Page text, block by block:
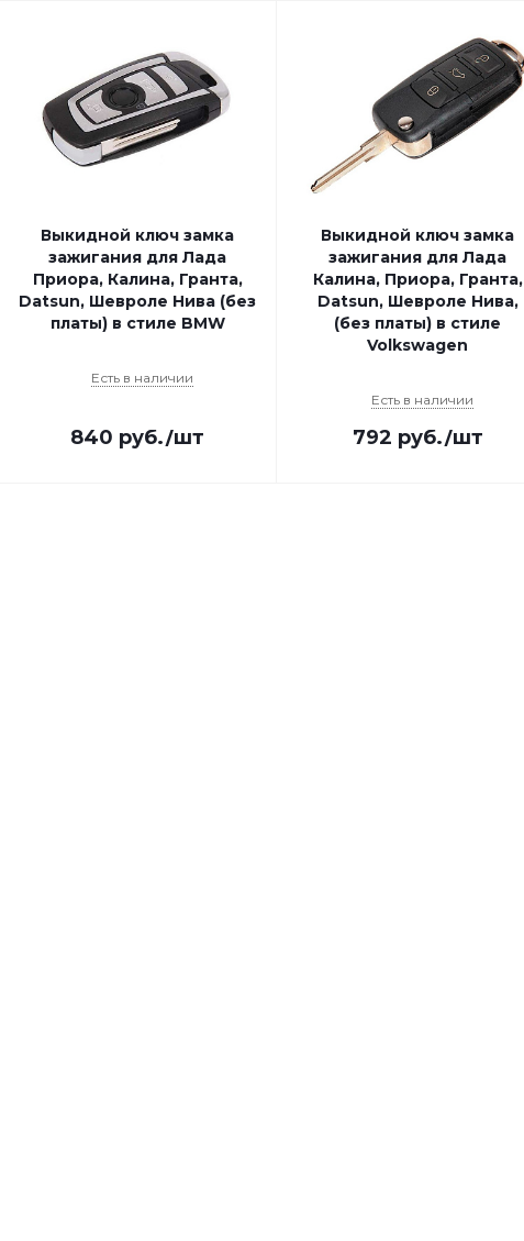
Выкидной ключ замка
зажигания для Лада
Приора, Калина, Гранта,
Datsun, Шевроле Нива (без
платы) в стиле BMW
Есть в наличии
840 руб./шт
Выкидной ключ замка
зажигания для Лада
Калина, Приора, Гранта,
Datsun, Шевроле Нива,
(без платы) в стиле
Volkswagen
Есть в наличии
792 руб./шт